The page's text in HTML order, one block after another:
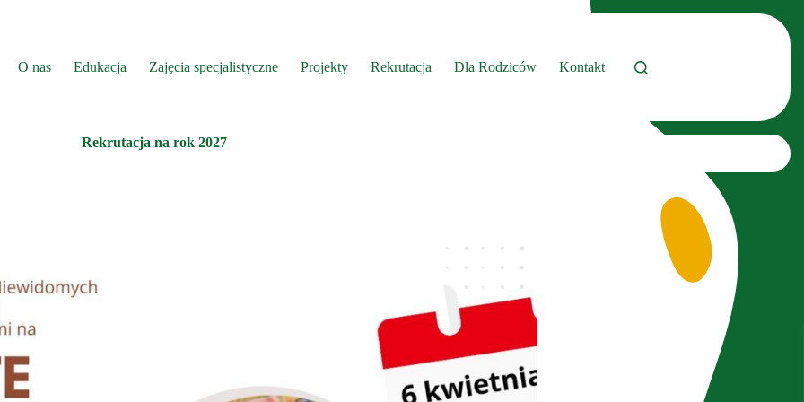
O nas Edukacja Zajęcia specjalistyczne Projekty Rekrutacja Dla Rodziców Kontakt
Rekrutacja na rok 2027